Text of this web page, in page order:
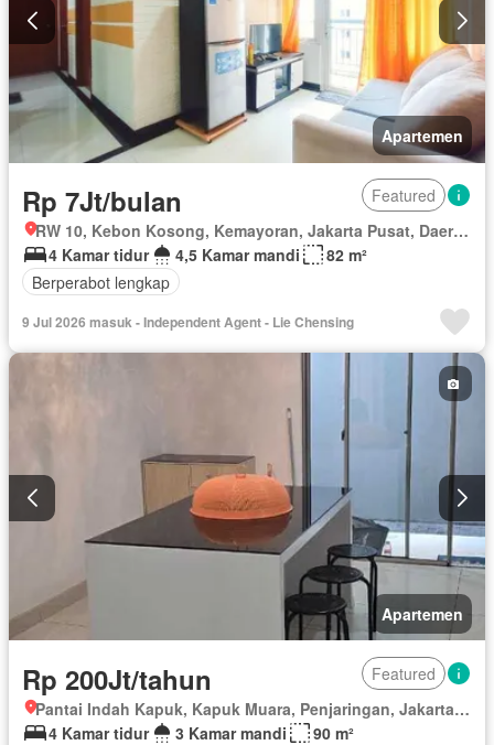
Apartemen
Rp 7Jt/bulan
Featured
RW 10, Kebon Kosong, Kemayoran, Jakarta Pusat, Daerah Khusus Ibukota Jakarta
4 Kamar tidur
4,5 Kamar mandi
82 m²
Berperabot lengkap
9 Jul 2026 masuk - Independent Agent - Lie Chensing
Apartemen
Rp 200Jt/tahun
Featured
Pantai Indah Kapuk, Kapuk Muara, Penjaringan, Jakarta Utara, Daerah Khusus Ibukota Jakarta
4 Kamar tidur
3 Kamar mandi
90 m²